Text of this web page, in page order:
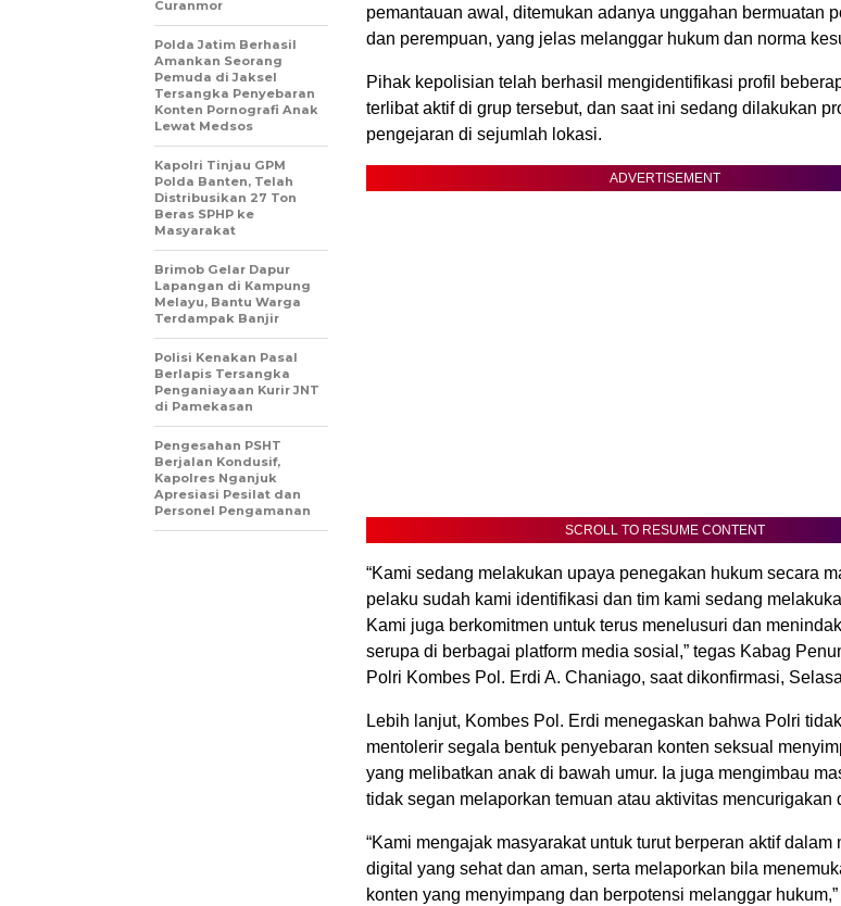
pemantauan awal, ditemukan adanya unggahan bermuatan
dan perempuan, yang jelas melanggar hukum dan norma
Pihak kepolisian telah berhasil mengidentifikasi profil
terlibat aktif di grup tersebut, dan saat ini sedang dilakukan
pengejaran di sejumlah lokasi.
ADVERTISEMENT
SCROLL TO RESUME CONTENT
“Kami sedang melakukan upaya penegakan hukum secara
pelaku sudah kami identifikasi dan tim kami sedang
Kami juga berkomitmen untuk terus menelusuri dan
serupa di berbagai platform media sosial,” tegas Kabag
Polri Kombes Pol. Erdi A. Chaniago, saat dikonfirmasi,
Lebih lanjut, Kombes Pol. Erdi menegaskan bahwa Polri
mentolerir segala bentuk penyebaran konten seksual
yang melibatkan anak di bawah umur. Ia juga mengimbau
tidak segan melaporkan temuan atau aktivitas mencurigakan
“Kami mengajak masyarakat untuk turut berperan aktif dalam
digital yang sehat dan aman, serta melaporkan bila
konten yang menyimpang dan berpotensi melanggar
Curanmor
Polda Jatim Berhasil
Amankan Seorang
Pemuda di Jaksel
Tersangka Penyebaran
Konten Pornografi Anak
Lewat Medsos
Kapolri Tinjau GPM
Polda Banten, Telah
Distribusikan 27 Ton
Beras SPHP ke
Masyarakat
Brimob Gelar Dapur
Lapangan di Kampung
Melayu, Bantu Warga
Terdampak Banjir
Polisi Kenakan Pasal
Berlapis Tersangka
Penganiayaan Kurir JNT
di Pamekasan
Pengesahan PSHT
Berjalan Kondusif,
Kapolres Nganjuk
Apresiasi Pesilat dan
Personel Pengamanan